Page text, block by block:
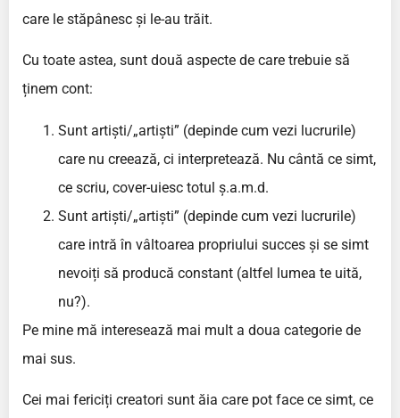
care le stăpânesc și le-au trăit.
Cu toate astea, sunt două aspecte de care trebuie să
ținem cont:
Sunt artiști/„artiști” (depinde cum vezi lucrurile)
care nu creează, ci interpretează. Nu cântă ce simt,
ce scriu, cover-uiesc totul ș.a.m.d.
Sunt artiști/„artiști” (depinde cum vezi lucrurile)
care intră în vâltoarea propriului succes și se simt
nevoiți să producă constant (altfel lumea te uită,
nu?).
Pe mine mă interesează mai mult a doua categorie de
mai sus.
Cei mai fericiți creatori sunt ăia care pot face ce simt, ce